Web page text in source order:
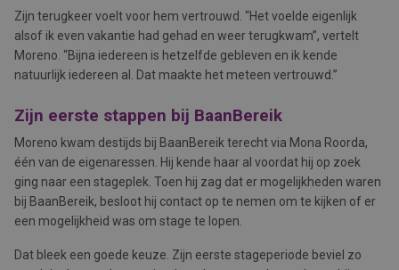
Zijn terugkeer voelt voor hem vertrouwd. “Het voelde eigenlijk
alsof ik even vakantie had gehad en weer terugkwam”, vertelt
Moreno. “Bijna iedereen is hetzelfde gebleven en ik kende
natuurlijk iedereen al. Dat maakte het meteen vertrouwd.”
Zijn eerste stappen bij BaanBereik
Moreno kwam destijds bij BaanBereik terecht via Mona Roorda,
één van de eigenaressen. Hij kende haar al voordat hij op zoek
ging naar een stageplek. Toen hij zag dat er mogelijkheden waren
bij BaanBereik, besloot hij contact op te nemen om te kijken of er
een mogelijkheid was om stage te lopen.
Dat bleek een goede keuze. Zijn eerste stageperiode beviel zo